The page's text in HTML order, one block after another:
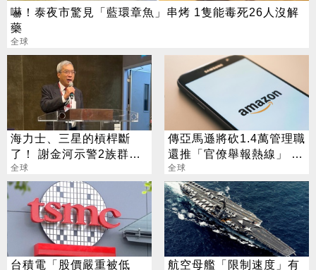
嚇！泰夜市驚見「藍環章魚」串烤 1隻能毒死26人沒解
藥
全球
海力士、三星的槓桿斷
了！ 謝金河示警2族群：
算帳時刻到了
全球
傳亞馬遜將砍1.4萬管理職
還推「官僚舉報熱線」 背
後盤算曝光
全球
台積電「股價嚴重被低
航空母艦「限制速度」有